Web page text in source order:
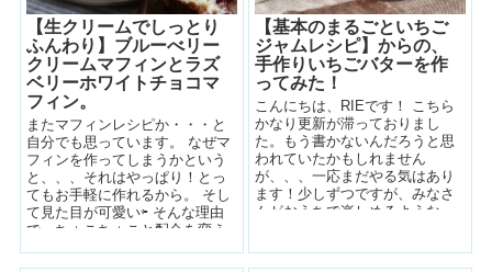
【生クリームでしっとり
ふんわり】ブルーべリー
クリームマフィンとラズ
ベリーホワイトチョコマ
フィン。
またマフィンレシピか・・・と
自分でも思っています。 なぜマ
フィンを作ってしまうかという
と、、、それはやっぱり！とっ
てもお手軽に作れるから。 そし
て見た目が可愛い⇦ そんな理由
で、ちょこちょこと配合を変え
【基本のまるごといちご
ジャムレシピ】からの、
手作りいちごバターを作
ってみた！
こんにちは、RIEです！ こちら
かなり更新が滞っておりまし
た。もう書かないんだろうと思
われていたかもしれません
が、、、一応まだやる気はあり
ます！少しずつですが、みなさ
んがおうちで楽しめるような、